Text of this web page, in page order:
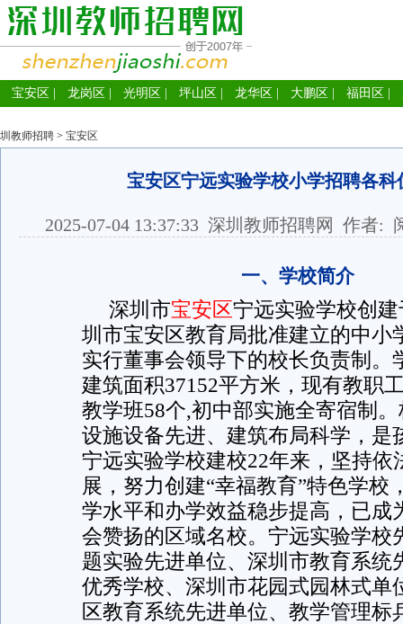
宝安区 龙岗区 光明区 坪山区 龙华区 大鹏区 福田区
圳教师招聘 > 宝安区
宝安区宁远实验学校小学招聘各科
2025-07-04 13:37:33 深圳教师招聘网 作者:
一、学校简介
深圳市宝安区宁远实验学校创
圳市宝安区教育局批准建立的中小
实行董事会领导下的校长负责制。
建筑面积37152平方米，现有教职
教学班58个,初中部实施全寄宿制
设施设备先进、建筑布局科学，是
宁远实验学校建校22年来，坚持
展，努力创建“幸福教育”特色学校
学水平和办学效益稳步提高，已成
会赞扬的区域名校。宁远实验学校
题实验先进单位、深圳市教育系统
优秀学校、深圳市花园式园林式单
区教育系统先进单位、教学管理